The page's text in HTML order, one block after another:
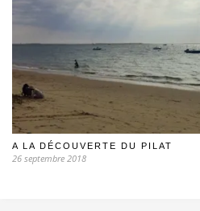
A LA DÉCOUVERTE DU PILAT
26 septembre 2018